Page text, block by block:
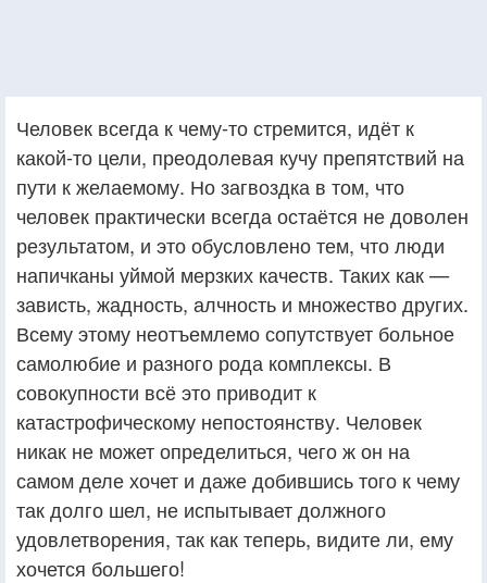
Человек всегда к чему-то стремится, идёт к
какой-то цели, преодолевая кучу препятствий на
пути к желаемому. Но загвоздка в том, что
человек практически всегда остаётся не доволен
результатом, и это обусловлено тем, что люди
напичканы уймой мерзких качеств. Таких как —
зависть, жадность, алчность и множество других.
Всему этому неотъемлемо сопутствует больное
самолюбие и разного рода комплексы. В
совокупности всё это приводит к
катастрофическому непостоянству. Человек
никак не может определиться, чего ж он на
самом деле хочет и даже добившись того к чему
так долго шел, не испытывает должного
удовлетворения, так как теперь, видите ли, ему
хочется большего!